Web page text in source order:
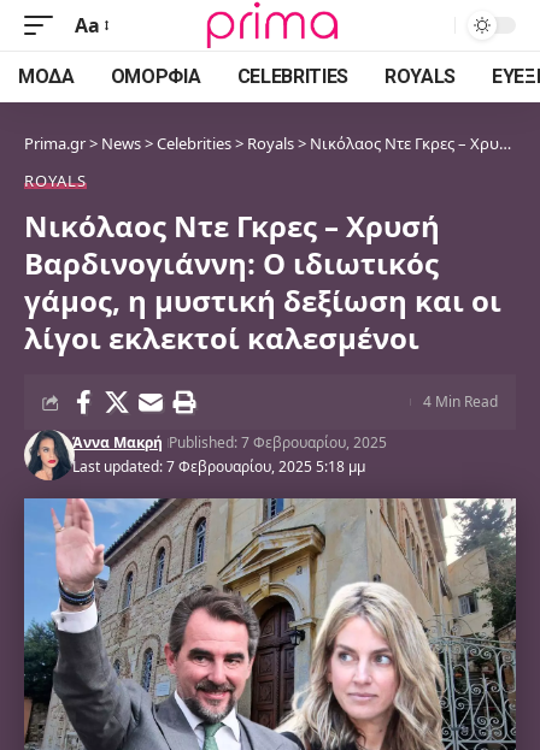
Font
Resizer
Aa
ΜΌΔΑ ΟΜΟΡΦΙΆ CELEBRITIES ROYALS
Prima.gr> News>Celebrities> Royals> Νικόλαος Ντε Γκρες – Χρυσή Βαρδινογιάννη: Ο ιδιωτικός γάμος, η μυστική δεξίωση και οι λίγοι εκλεκτοί καλεσμένοι
ROYALS
Νικόλαος Ντε Γκρες – Χρυσή
Βαρδινογιάννη: Ο ιδιωτικός
γάμος, η μυστική δεξίωση και οι
λίγοι εκλεκτοί καλεσμένοι
Last updated: 7 Φεβρουαρίου, 2025 5:18 μμ
Άννα Μακρή Published: 7 Φεβρουαρίου, 2025
4 Min Read